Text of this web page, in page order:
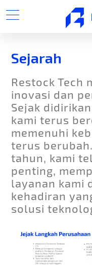
Sejarah
Restock Tech
inovasi dan
Sejak
kami terus
memenuhi
terus
tahun, kami
penting,
layanan kami
kehadiran
solusi